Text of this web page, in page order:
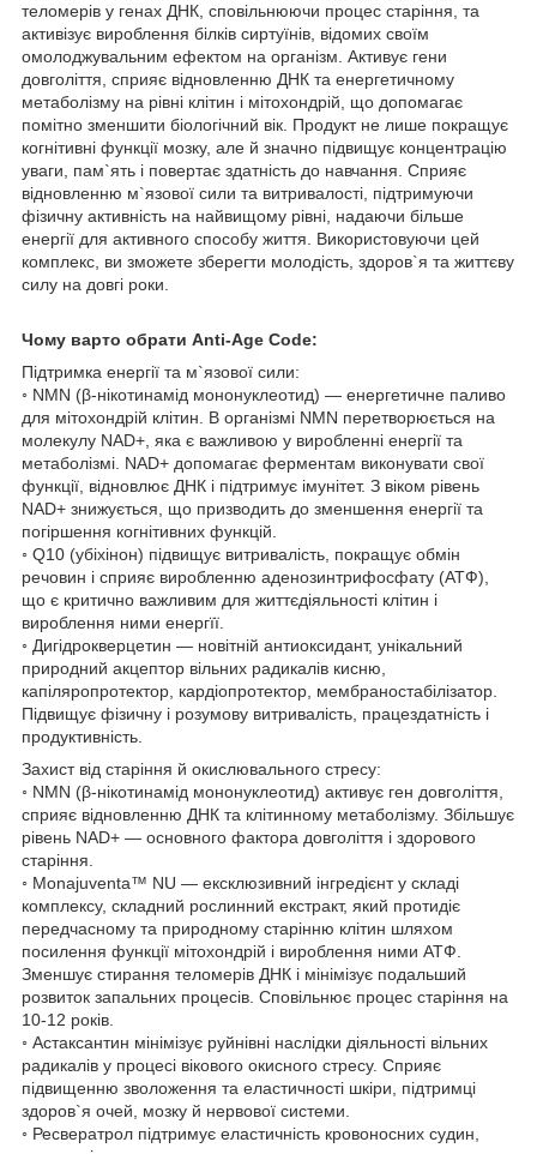
теломерів у генах ДНК, сповільнюючи процес старіння, та
активізує вироблення білків сиртуїнів, відомих своїм
омолоджувальним ефектом на організм. Активує гени
довголіття, сприяє відновленню ДНК та енергетичному
метаболізму на рівні клітин і мітохондрій, що допомагає
помітно зменшити біологічний вік. Продукт не лише покращує
когнітивні функції мозку, але й значно підвищує концентрацію
уваги, пам`ять і повертає здатність до навчання. Сприяє
відновленню м`язової сили та витривалості, підтримуючи
фізичну активність на найвищому рівні, надаючи більше
енергії для активного способу життя. Використовуючи цей
комплекс, ви зможете зберегти молодість, здоров`я та життєву
силу на довгі роки.
Чому варто обрати Anti-Age Code:
Підтримка енергії та м`язової сили:
◦ NMN (β-нікотинамід мононуклеотид) — енергетичне паливо
для мітохондрій клітин. В організмі NMN перетворюється на
молекулу NAD+, яка є важливою у виробленні енергії та
метаболізмі. NAD+ допомагає ферментам виконувати свої
функції, відновлює ДНК і підтримує імунітет. З віком рівень
NAD+ знижується, що призводить до зменшення енергії та
погіршення когнітивних функцій.
◦ Q10 (убіхінон) підвищує витривалість, покращує обмін
речовин і сприяє виробленню аденозинтрифосфату (АТФ),
що є критично важливим для життєдіяльності клітин і
вироблення ними енергїї.
◦ Дигідрокверцетин — новітній антиоксидант, унікальний
природний акцептор вільних радикалів кисню,
капіляропротектор, кардіопротектор, мембраностабілізатор.
Підвищує фізичну і розумову витривалість, працездатність і
продуктивність.
Захист від старіння й окислювального стресу:
◦ NMN (β-нікотинамід мононуклеотид) активує ген довголіття,
сприяє відновленню ДНК та клітинному метаболізму. Збільшує
рівень NAD+ — основного фактора довголіття і здорового
старіння.
◦ Monajuventa™ NU — ексклюзивний інгредієнт у складі
комплексу, складний рослинний екстракт, який протидіє
передчасному та природному старінню клітин шляхом
посилення функції мітохондрій і вироблення ними АТФ.
Зменшує стирання теломерів ДНК і мінімізує подальший
розвиток запальних процесів. Сповільнює процес старіння на
10-12 років.
◦ Астаксантин мінімізує руйнівні наслідки діяльності вільних
радикалів у процесі вікового окисного стресу. Сприяє
підвищенню зволоження та еластичності шкіри, підтримці
здоров`я очей, мозку й нервової системи.
◦ Ресвератрол підтримує еластичність кровоносних судин,